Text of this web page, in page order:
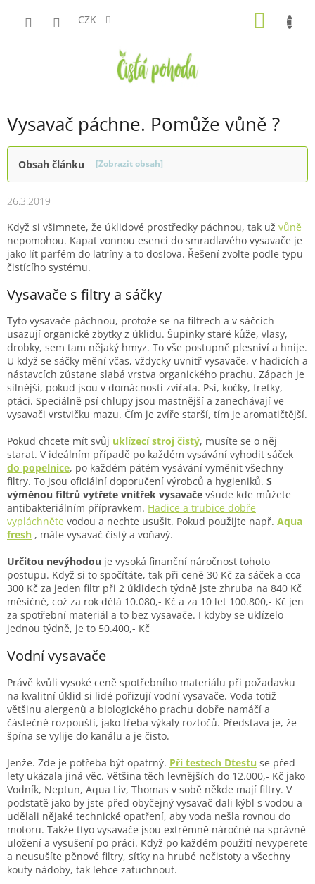
CZK
Vysavač páchne. Pomůže vůně ?
Obsah článku [Zobrazit obsah]
26.3.2019
Když si všimnete, že úklidové prostředky páchnou, tak už vůně
nepomohou. Kapat vonnou esenci do smradlavého vysavače je
jako lít parfém do latríny a to doslova. Řešení zvolte podle typu
čistícího systému.
Vysavače s filtry a sáčky
Tyto vysavače páchnou, protože se na filtrech a v sáčcích
usazují organické zbytky z úklidu. Šupinky staré kůže, vlasy,
drobky, sem tam nějaký hmyz. To vše postupně plesniví a hnije.
U když se sáčky mění včas, vždycky uvnitř vysavače, v hadicích a
nástavcích zůstane slabá vrstva organického prachu. Zápach je
silnější, pokud jsou v domácnosti zvířata. Psi, kočky, fretky,
ptáci. Speciálně psí chlupy jsou mastnější a zanechávají ve
vysavači vrstvičku mazu. Čím je zvíře starší, tím je aromatičtější.
Pokud chcete mít svůj uklízecí stroj čistý, musíte se o něj
starat. V ideálním případě po každém vysávání vyhodit sáček
do popelnice, po každém pátém vysávání vyměnit všechny
filtry. To jsou oficiální doporučení výrobců a hygieniků. S
výměnou filtrů vytřete vnitřek vysavače všude kde můžete
antibakteriálním přípravkem. Hadice a trubice dobře
vypláchněte vodou a nechte usušit. Pokud použijte např. Aqua
fresh , máte vysavač čistý a voňavý.
Určitou nevýhodou je vysoká finanční náročnost tohoto
postupu. Když si to spočítáte, tak při ceně 30 Kč za sáček a cca
300 Kč za jeden filtr při 2 úklidech týdně jste zhruba na 840 Kč
měsíčně, což za rok dělá 10.080,- Kč a za 10 let 100.800,- Kč jen
za spotřební materiál a to bez vysavače. I kdyby se uklízelo
jednou týdně, je to 50.400,- Kč
Vodní vysavače
Právě kvůli vysoké ceně spotřebního materiálu při požadavku
na kvalitní úklid si lidé pořizují vodní vysavače. Voda totiž
většinu alergenů a biologického prachu dobře namáčí a
částečně rozpouští, jako třeba výkaly roztočů. Představa je, že
špína se vylije do kanálu a je čisto.
Jenže. Zde je potřeba být opatrný. Při testech Dtestu se před
lety ukázala jiná věc. Většina těch levnějších do 12.000,- Kč jako
Vodník, Neptun, Aqua Liv, Thomas v sobě někde mají filtry. V
podstatě jako by jste před obyčejný vysavač dali kýbl s vodou a
udělali nějaké technické opatření, aby voda nešla rovnou do
motoru. Takže ttyo vysavače jsou extrémně náročné na správné
uložení a vysušení po práci. Když po každém použití nevyperete
a neusušíte pěnové filtry, síťky na hrubé nečistoty a všechny
kouty nádoby, tak lehce zatuchnout.